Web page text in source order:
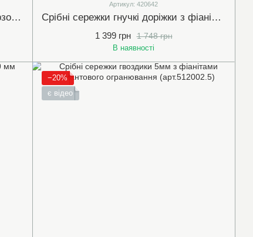
Срібні сережки-конго з білими (прозорими) фіанітами 4х13мм (арт.420630)
Артикул: 420642
Срібні сережки гнучкі доріжки з фіанітами 4х22мм (420642)
1 748 грн
1 399 грн
В наявності
−20%
є відео